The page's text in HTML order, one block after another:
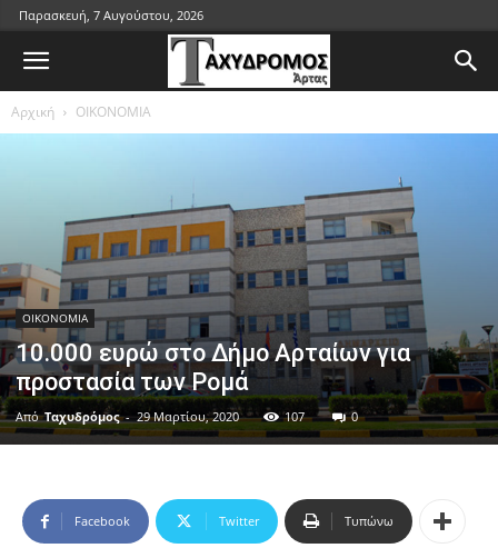
Παρασκευή, 7 Αυγούστου, 2026
Αρχική ΟΙΚΟΝΟΜΙΑ
ΟΙΚΟΝΟΜΙΑ
10.000 ευρώ στο Δήμο Αρταίων για
προστασία των Ρομά
Από Ταχυδρόμος - 29 Μαρτίου, 2020 107 0
Facebook Twitter Τυπώνω